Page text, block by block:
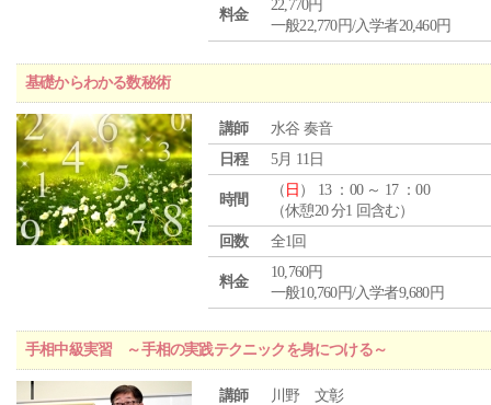
料金
22,770円
一般22,770円/入学者20,460円
基礎からわかる数秘術
講師
水谷 奏音
日程
5月 11日
時間
（ 日 ） 13 ：00 ～ 17 ：00
（休憩20 分1 回含む）
回数
全1回
料金
10,760円
一般10,760円/入学者9,680円
手相中級実習 ～手相の実践テクニックを身につける～
講師 川野 文彰